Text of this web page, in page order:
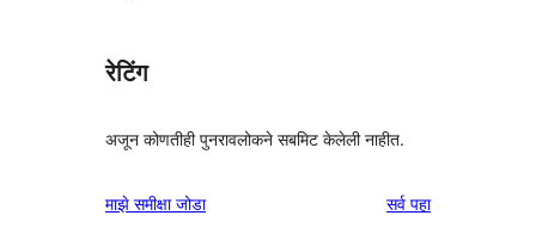
रेटिंग
अजून कोणतीही पुनरावलोकने सबमिट केलेली नाहीत.
माझे समीक्षा जोडा सर्वपुनरावलोकने
पहा